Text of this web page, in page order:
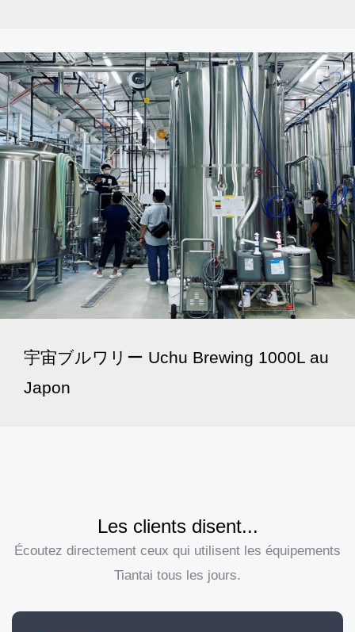
宇宙ブルワリー Uchu Brewing 1000L au
Japon
Les clients disent...
Écoutez directement ceux qui utilisent les équipements
Tiantai tous les jours.